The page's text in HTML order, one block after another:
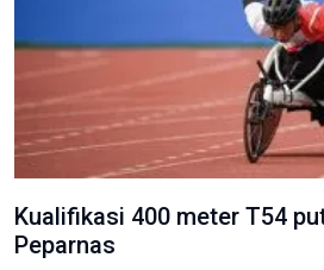
Kualifikasi 400 meter T54
Peparnas